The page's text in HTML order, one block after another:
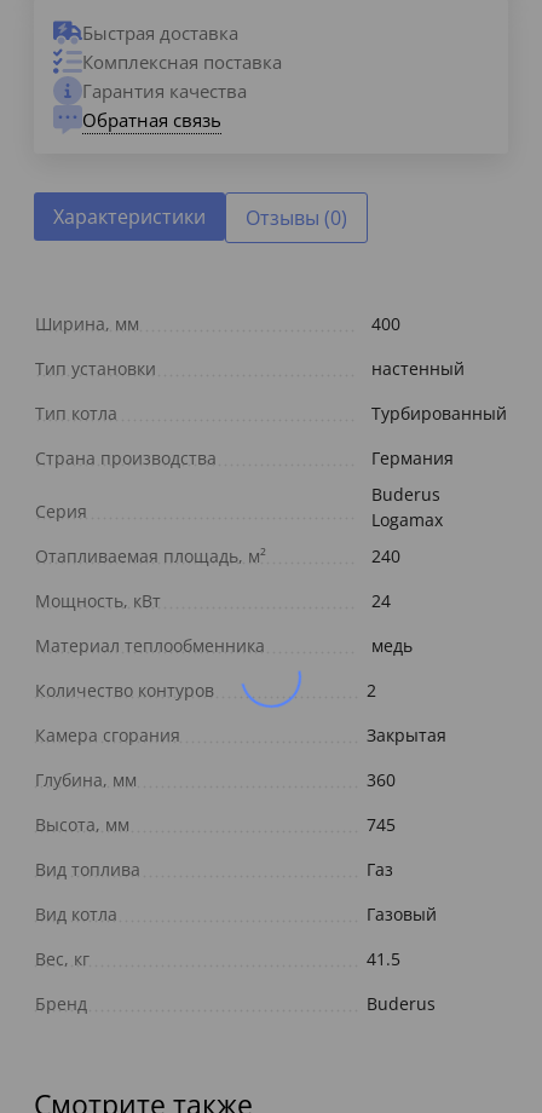
Быстрая доставка
Комплексная поставка
Гарантия качества
Обратная связь
Характеристики Отзывы (0)
Ширина, мм
400
Тип установки
настенный
Тип котла
Турбированный
Страна производства
Германия
Серия
Buderus
Logamax
Отапливаемая площадь, м²
240
Мощность, кВт
24
Материал теплообменника
медь
Количество контуров
2
Камера сгорания
Закрытая
Глубина, мм
360
Высота, мм
745
Вид топлива
Газ
Вид котла
Газовый
Вес, кг
41.5
Бренд
Buderus
Смотрите также